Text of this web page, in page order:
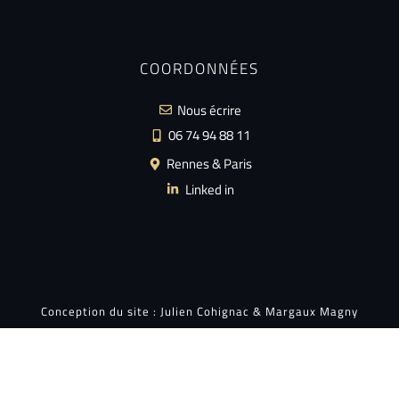
COORDONNÉES
Nous écrire
06 74 94 88 11
Rennes & Paris
Linked in
Conception du site : Julien Cohignac & Margaux Magny